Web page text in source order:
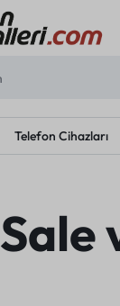
Telefon Cihazları
Sale